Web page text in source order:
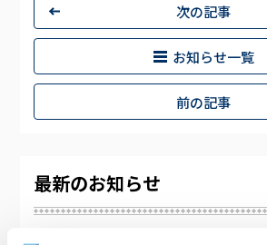
次の記事
お知らせ一覧
前の記事
最新のお知らせ